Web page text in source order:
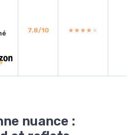
7.8/10 ★★★★★
★★★★★
nuance :